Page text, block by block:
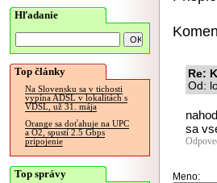
Hľadanie
Top články
Na Slovensku sa v tichosti
vypína ADSL v lokalitách s
VDSL, už 31. mája
Orange sa doťahuje na UPC
a O2, spustí 2.5 Gbps
pripojenie
Top správy
Re:
Od:
sa
Meno: